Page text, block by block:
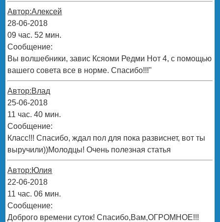
Автор:Алексей
28-06-2018
09 час. 52 мин.
Сообщение:
Вы волшебники, завис Ксяоми Редми Нот 4, с помощью
вашего совета все в норме. Спасибо!!!"
Автор:Влад
25-06-2018
11 час. 40 мин.
Сообщение:
Класс!!! Спасибо, ждал пол для пока развиснет, вот ты
выручили))Молодцы! Очень полезная статья
Автор:Юлия
22-06-2018
11 час. 06 мин.
Сообщение:
Доброго времени суток! Спасибо,Вам,ОГРОМНОЕ!!!